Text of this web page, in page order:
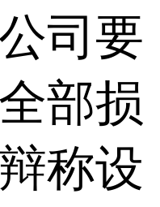
司要
部损
称设